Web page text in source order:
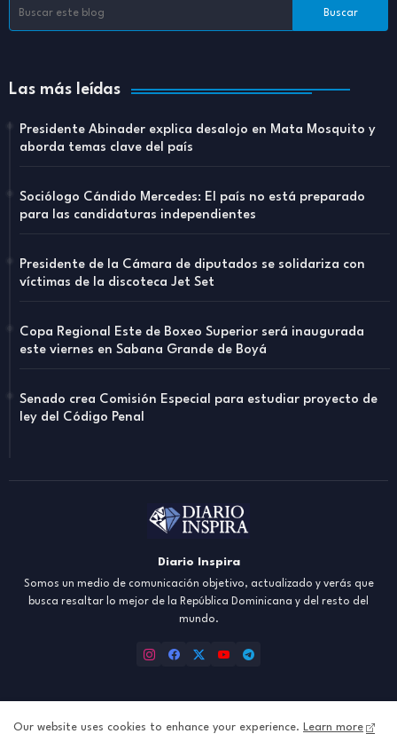
Las más leídas
Presidente Abinader explica desalojo en Mata Mosquito y
aborda temas clave del país
Sociólogo Cándido Mercedes: El país no está preparado
para las candidaturas independientes
Presidente de la Cámara de diputados se solidariza con
víctimas de la discoteca Jet Set
Copa Regional Este de Boxeo Superior será inaugurada
este viernes en Sabana Grande de Boyá
Senado crea Comisión Especial para estudiar proyecto de
ley del Código Penal
Diario Inspira
Somos un medio de comunicación objetivo, actualizado y verás que
busca resaltar lo mejor de la República Dominicana y del resto del
mundo.
Our website uses cookies to enhance your experience. Learn more